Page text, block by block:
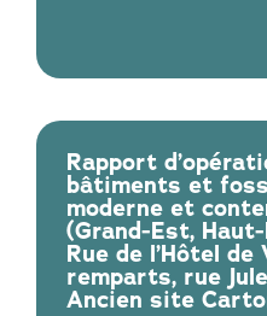
Rapport
bâtiments et
moderne et
(Grand-Est,
Rue de l’Hôtel de
remparts, rue
Ancien site